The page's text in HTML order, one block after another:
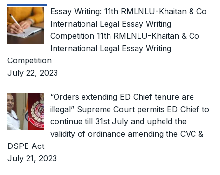
Essay Writing: 11th RMLNLU-Khaitan & Co
International Legal Essay Writing
Competition 11th RMLNLU-Khaitan & Co
International Legal Essay Writing
Competition
July 22, 2023
“Orders extending ED Chief tenure are
illegal” Supreme Court permits ED Chief to
continue till 31st July and upheld the
validity of ordinance amending the CVC &
DSPE Act
July 21, 2023